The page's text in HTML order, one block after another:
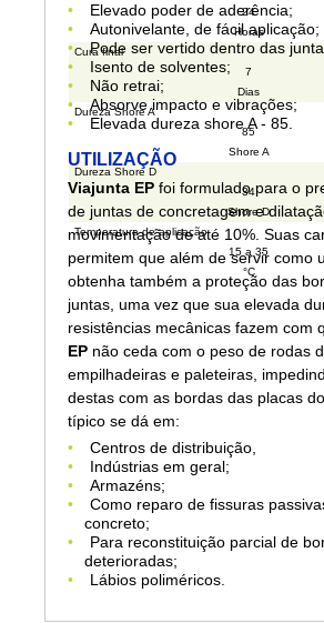
24
Horas
Cura final
7
Dias
Dureza Shore A
85
Shore A
Dureza Shore D
34
Shore D
Temperatura de aplicação
15 a 35
°C
Elevado poder de aderência;
Autonivelante, de fácil aplicação;
Pode ser vertido dentro das
Isento de solventes;
Não retrai;
Absorve impacto e vibrações;
Elevada dureza shore A - 85.
UTILIZAÇÃO
Viajunta EP foi formulado para o
de juntas de concretagem e
movimentação de até 10%. Suas
permitem que além de servir como
obtenha também a proteção das
juntas, uma vez que sua elevada
resistências mecânicas fazem com
EP não ceda com o peso de rodas
empilhadeiras e paleteiras,
destas com as bordas das placas
típico se dá em:
Centros de distribuição,
Indústrias em geral;
Armazéns;
Como reparo de fissuras
concreto;
Para reconstituição parcial de
deterioradas;
Lábios poliméricos.